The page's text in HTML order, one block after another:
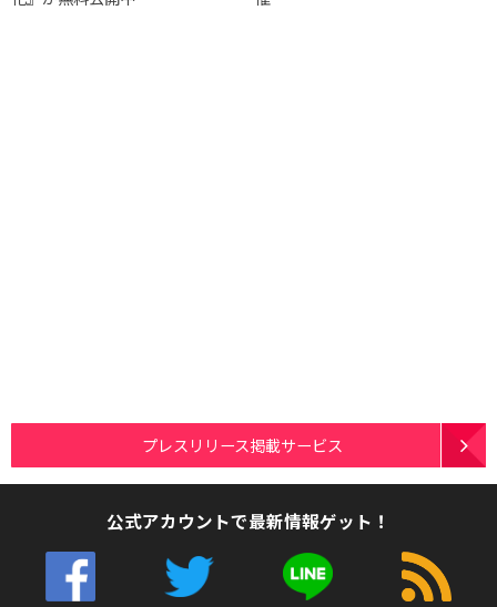
プレスリリース掲載サービス
公式アカウントで最新情報ゲット！